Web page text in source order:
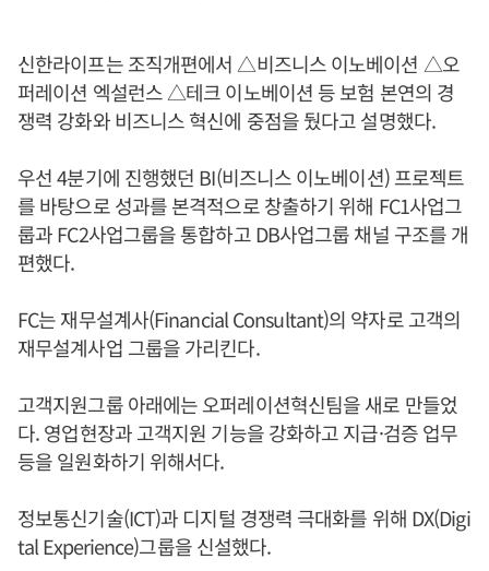
신한라이프는 조직개편에서 △비즈니스 이노베이션 △오
퍼레이션 엑설런스 △테크 이노베이션 등 보험 본연의 경
쟁력 강화와 비즈니스 혁신에 중점을 뒀다고 설명했다.
우선 4분기에 진행했던 BI(비즈니스 이노베이션) 프로젝트
를 바탕으로 성과를 본격적으로 창출하기 위해 FC1사업그
룹과 FC2사업그룹을 통합하고 DB사업그룹 채널 구조를 개
편했다.
FC는 재무설계사(Financial Consultant)의 약자로 고객의
재무설계사업 그룹을 가리킨다.
고객지원그룹 아래에는 오퍼레이션혁신팀을 새로 만들었
다. 영업현장과 고객지원 기능을 강화하고 지급·검증 업무
등을 일원화하기 위해서다.
정보통신기술(ICT)과 디지털 경쟁력 극대화를 위해 DX(Digi
tal Experience)그룹을 신설했다.